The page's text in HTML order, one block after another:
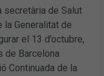
secretària de Salut
la Generalitat de
el 13 d’octubre,
de Barcelona
Continuada de la